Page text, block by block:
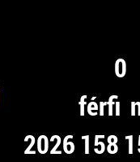
0
férfi
2026 158